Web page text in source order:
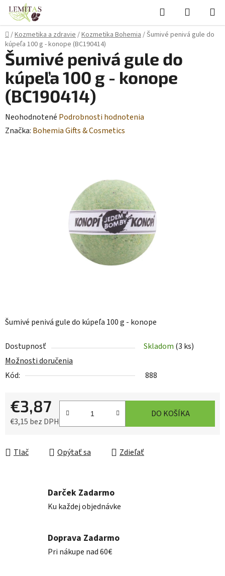
Prejsť
obsah
Hľadať
KOŠÍK
Domov
/Kozmetika a zdravie/Kozmetika Bohemia/Šumivé penivá gule do
kúpeľa 100 g - konope (BC190414)
Šumivé penivá gule do kúpeľa 100 g - konope
Dostupnosť Skladom (3 ks)
Možnosti doručenia
Kód:
888
€3,87
€3,15 bez DPH
DO KOŠÍKA
Tlač Opýtať sa Zdieľať
Šumivé penivá gule do
kúpeľa 100 g - konope
(BC190414)
Priemerné
hodnotenie
Neohodnotené Podrobnosti hodnotenia
Značka: Bohemia Gifts & Cosmetics
Darček Zadarmo
Ku každej objednávke
Doprava Zadarmo
Pri nákupe nad 60€